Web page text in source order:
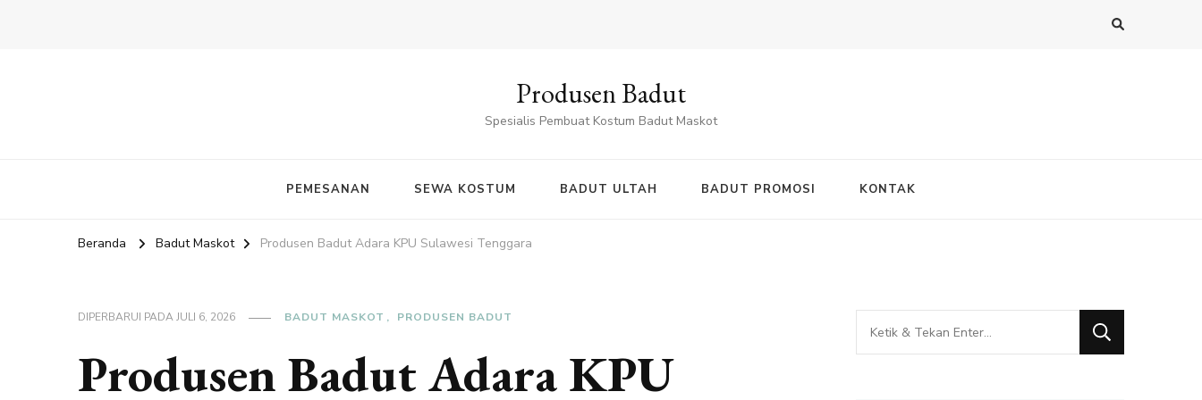
Produsen Badut
Spesialis Pembuat Kostum Badut Maskot
PEMESANAN SEWA KOSTUM BADUT ULTAH BADUT PROMOSI KONTAK
Beranda Badut Maskot Produsen Badut Adara KPU Sulawesi Tenggara
DIPERBARUI PADAJULI 6, 2026 BADUT MASKOT PRODUSEN BADUT
Produsen Badut Adara KPU
Mencari
Sesuatu?